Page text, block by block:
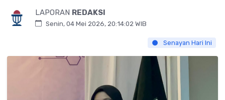
LAPORAN REDAKSI
Senin, 04 Mei 2026, 20:14:02 WIB
Senayan Hari Ini